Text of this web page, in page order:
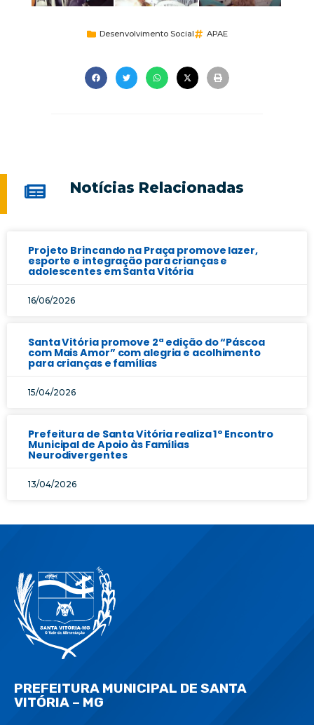
Desenvolvimento Social APAE
Notícias Relacionadas
Projeto Brincando na Praça promove lazer,
esporte e integração para crianças e
adolescentes em Santa Vitória
16/06/2026
Santa Vitória promove 2ª edição do “Páscoa
com Mais Amor” com alegria e acolhimento
para crianças e famílias
15/04/2026
Prefeitura de Santa Vitória realiza 1º Encontro
Municipal de Apoio às Famílias
Neurodivergentes
13/04/2026
PREFEITURA MUNICIPAL DE SANTA
VITÓRIA – MG